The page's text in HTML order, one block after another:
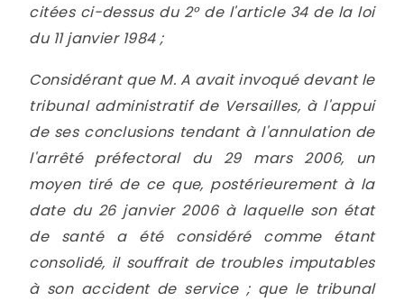
citées ci-dessus du 2° de l'article 34 de la loi
du 11 janvier 1984 ;
Considérant que M. A avait invoqué devant le
tribunal administratif de Versailles, à l'appui
de ses conclusions tendant à l'annulation de
l'arrêté préfectoral du 29 mars 2006, un
moyen tiré de ce que, postérieurement à la
date du 26 janvier 2006 à laquelle son état
de santé a été considéré comme étant
consolidé, il souffrait de troubles imputables
à son accident de service ; que le tribunal